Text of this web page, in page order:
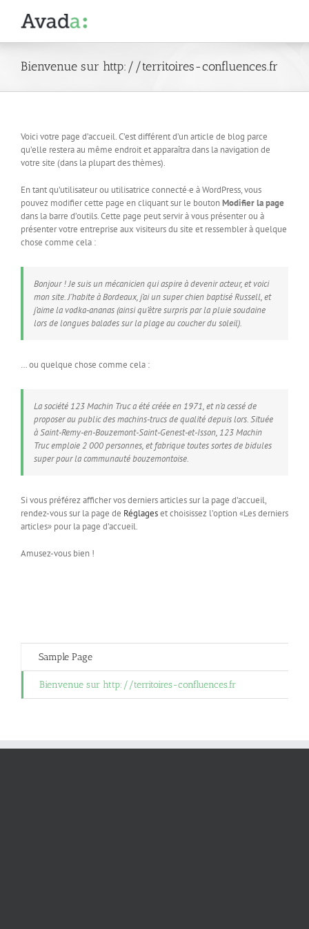
content
Bienvenue sur http://territoires-confluences.fr
Voici votre page d’accueil. C’est différent d’un article de blog parce
qu’elle restera au même endroit et apparaîtra dans la navigation de
votre site (dans la plupart des thèmes).
En tant qu’utilisateur ou utilisatrice connecté·e à WordPress, vous
pouvez modifier cette page en cliquant sur le boutonModifier la page
dans la barre d’outils. Cette page peut servir à vous présenter ou à
présenter votre entreprise aux visiteurs du site et ressembler à quelque
chose comme cela :
Bonjour ! Je suis un mécanicien qui aspire à devenir acteur, et voici
mon site. J’habite à Bordeaux, j’ai un super chien baptisé Russell, et
j’aime la vodka-ananas (ainsi qu’être surpris par la pluie soudaine
lors de longues balades sur la plage au coucher du soleil).
… ou quelque chose comme cela :
La société 123 Machin Truc a été créée en 1971, et n’a cessé de
proposer au public des machins-trucs de qualité depuis lors. Située
à Saint-Remy-en-Bouzemont-Saint-Genest-et-Isson, 123 Machin
Truc emploie 2 000 personnes, et fabrique toutes sortes de bidules
super pour la communauté bouzemontoise.
Si vous préférez afficher vos derniers articles sur la page d’accueil,
rendez-vous sur la page de Réglageset choisissez l’option «Les derniers
articles» pour la page d’accueil.
Amusez-vous bien !
Sample Page
Bienvenue sur http://territoires-confluences.fr